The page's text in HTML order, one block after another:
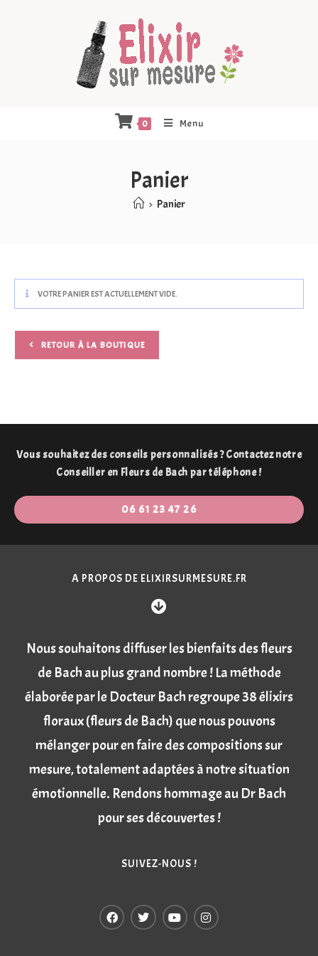
0 Menu
Panier
> Panier
VOTRE PANIER EST ACTUELLEMENT VIDE.
RETOUR À LA BOUTIQUE
Vous souhaitez des conseils personnalisés ? Contactez notre
Conseiller en Fleurs de Bach par téléphone !
06 61 23 47 26
A PROPOS DE ELIXIRSURMESURE.FR
Nous souhaitons diffuser les bienfaits des fleurs
de Bach au plus grand nombre ! La méthode
élaborée par le Docteur Bach regroupe 38 élixirs
floraux (fleurs de Bach) que nous pouvons
mélanger pour en faire des compositions sur
mesure, totalement adaptées à notre situation
émotionnelle. Rendons hommage au Dr Bach
pour ses découvertes !
SUIVEZ-NOUS !